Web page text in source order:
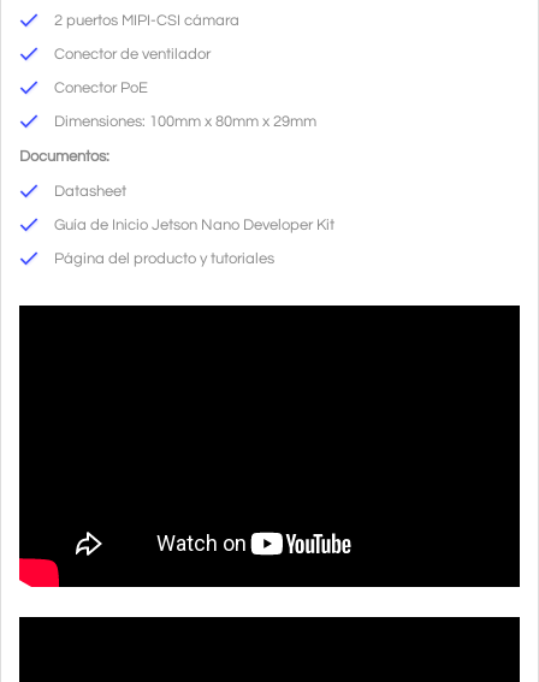
2 puertos MIPI-CSI cámara
Conector de ventilador
Conector PoE
Dimensiones: 100mm x 80mm x 29mm
Documentos:
Datasheet
Guía de Inicio Jetson Nano Developer Kit
Página del producto y tutoriales